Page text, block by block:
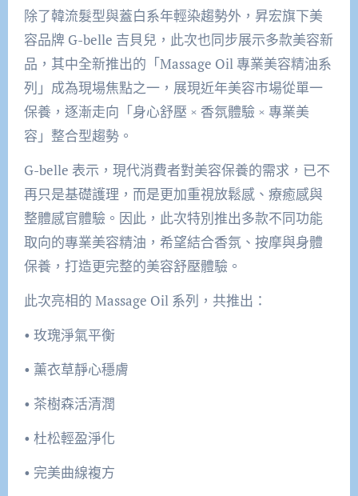
除了韓流髮型與蓋白系年輕染趨勢外，昇宏旗下美
容品牌 G-belle 吉貝兒，此次也同步展示多款美容新
品，其中全新推出的「Massage Oil 專業美容精油系
列」成為現場焦點之一，展現近年美容市場從單一
保養，逐漸走向「身心舒壓 × 香氛體驗 × 專業美
容」整合型趨勢。
G-belle 表示，現代消費者對美容保養的需求，已不
再只是基礎護理，而是更加重視放鬆感、療癒感與
整體感官體驗。因此，此次特別推出多款不同功能
取向的專業美容精油，希望結合香氛、按摩與身體
保養，打造更完整的美容舒壓體驗。
此次亮相的 Massage Oil 系列，共推出：
• 玫瑰淨氣平衡
• 薰衣草靜心穩膚
• 茶樹森活清潤
• 杜松輕盈淨化
• 完美曲線複方